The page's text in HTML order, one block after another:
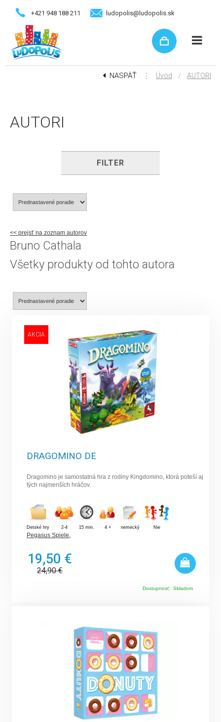
+421 948 188 211 ludopolis@ludopolis.sk
NASPÄŤ ⋮ Úvod / AUTORI
AUTORI
FILTER
<< prejsť na zoznam autorov
Bruno Cathala
Všetky produkty od tohto autora
AKCIA
DRAGOMINO DE
Dragomino je samostatná hra z rodiny Kingdomino, ktorá poteší aj
tých najmenších hráčov.
Detské hry 2-4 15 min. 4 + nemecký Nie
Pegasus Spiele,
19,50 €
24,90€
Dostupnosť: Skladom